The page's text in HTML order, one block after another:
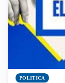
POLITICA